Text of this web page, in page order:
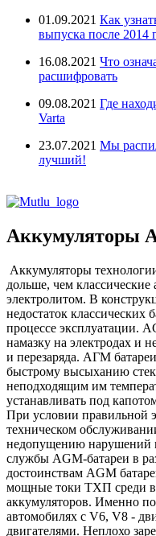
01.09.2021 Как
выпуска после 2014
16.08.2021 Что
расшифровать
09.08.2021 Где
Varta
23.07.2021 Мы
лучший!
Аккумуляторы
Аккумуляторы
дольше, чем
электролитом. В
недостаток классических
процессе эксплуатации.
намазку на электродах и
и перезаряда. АГМ
быстрому высыханию
неподходящим им
устанавливать под
При условии правильной
техническом
недопущению нарушений
службы AGM-батареи в
достоинствам AGM
мощные токи ТХП среди
аккумуляторов. Именно
автомобилях с V6, V8 -
двигателями. Неплохо